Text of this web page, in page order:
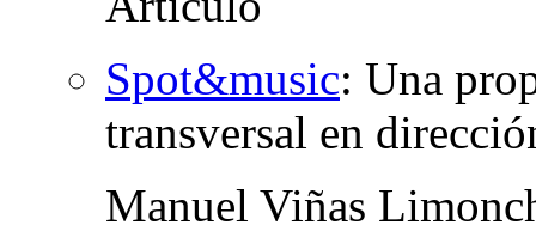
Spot&music: Una
transversal en
Manuel Viñas